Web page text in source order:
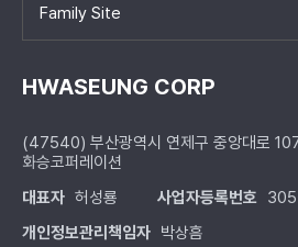
HWASEUNG CORP
Family Site
(47540) 부산광역시 연제구 중앙대로
화승코퍼레이션
대표자 허성룡 사업자등록번호
개인정보관리책임자 박상흠